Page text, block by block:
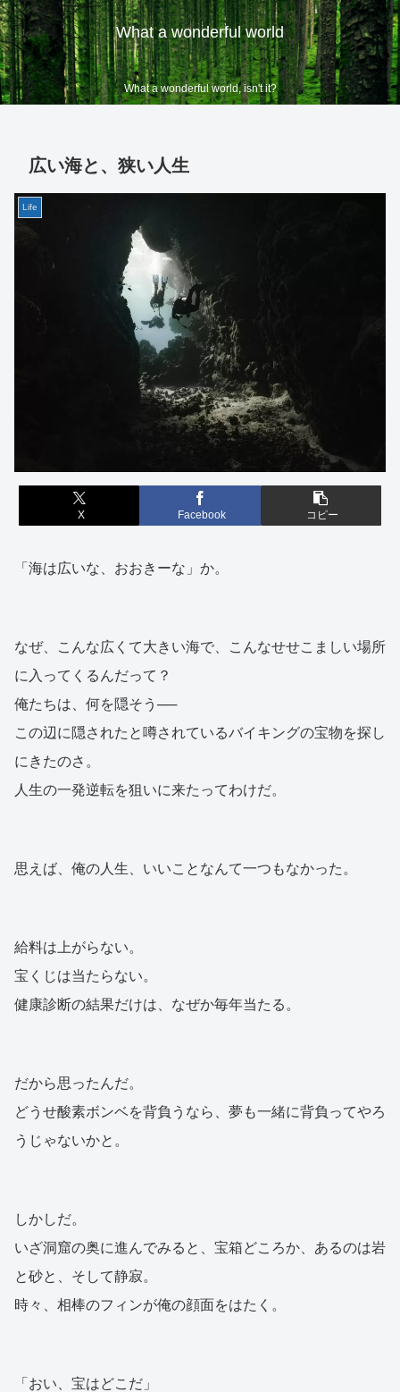
What a wonderful world
What a wonderful world, isn't it?
広い海と、狭い人生
Life
X Facebook コピー
「海は広いな、おおきーな」か。
なぜ、こんな広くて大きい海で、こんなせせこましい場所
に入ってくるんだって？
俺たちは、何を隠そう──
この辺に隠されたと噂されているバイキングの宝物を探し
にきたのさ。
人生の一発逆転を狙いに来たってわけだ。
思えば、俺の人生、いいことなんて一つもなかった。
給料は上がらない。
宝くじは当たらない。
健康診断の結果だけは、なぜか毎年当たる。
だから思ったんだ。
どうせ酸素ボンベを背負うなら、夢も一緒に背負ってやろ
うじゃないかと。
しかしだ。
いざ洞窟の奥に進んでみると、宝箱どころか、あるのは岩
と砂と、そして静寂。
時々、相棒のフィンが俺の顔面をはたく。
「おい、宝はどこだ」